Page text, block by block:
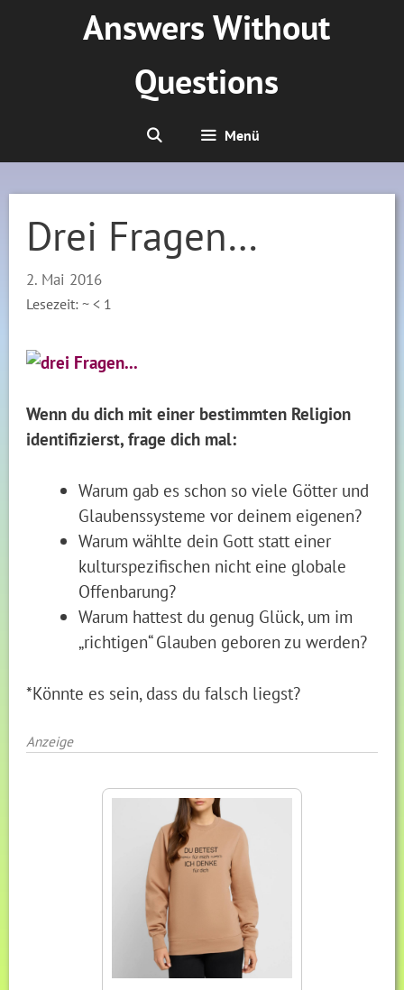
Answers Without
Questions
Menü
Drei Fragen…
2. Mai 2016
Lesezeit: ~< 1
Wenn du dich mit einer bestimmten Religion
identifizierst, frage dich mal:
Warum gab es schon so viele Götter und
Glaubenssysteme vor deinem eigenen?
Warum wählte dein Gott statt einer
kulturspezifischen nicht eine globale
Offenbarung?
Warum hattest du genug Glück, um im
„richtigen“ Glauben geboren zu werden?
*Könnte es sein, dass du falsch liegst?
Anzeige